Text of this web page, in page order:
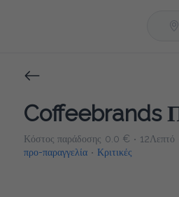
Coffeebrands
Κόστος παράδοσης 0.0 € • 12Λεπτό •
προ-παραγγελία • Κριτικές